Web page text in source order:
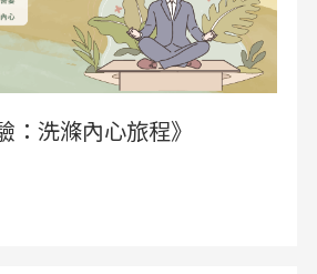
：洗滌內心旅程》